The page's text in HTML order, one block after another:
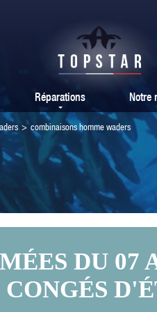
Réparations Notre
> combinaisons homme waders
DU 07
CONGÉS